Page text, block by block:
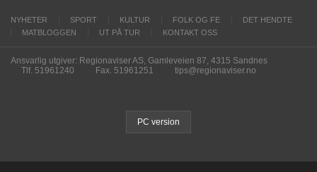
NYHETER SPORT KULTUR FOLK OG FE
DET HENDTE
MATBLOGGEN
UT PÅ TUR KONTAKT OSS
Ansvarlig utgiver: Regionaviser AS, Gamleveien 87, 4315 Sandnes
Tlf. 51961240
Fax. 51961251 tips@regionaviser.no
PC version